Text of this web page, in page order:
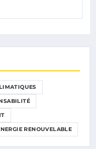
RENOUVELABLE